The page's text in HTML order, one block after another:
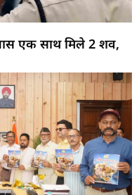
एक साथ मिले 2 शव,